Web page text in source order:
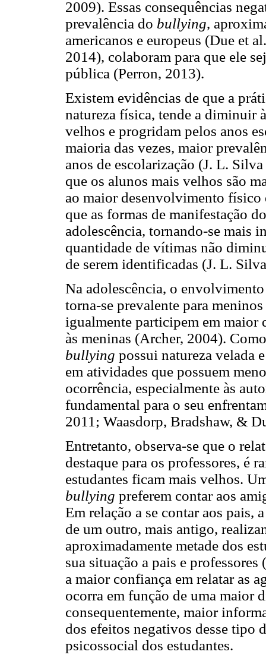
2009). Essas consequências
prevalência do bullying,
americanos e europeus (Due et
2014), colaboram para que ele
pública (Perron, 2013).
Existem evidências de que a
natureza física, tende a diminuir
velhos e progridam pelos anos
maioria das vezes, maior
anos de escolarização (J. L.
que os alunos mais velhos são
ao maior desenvolvimento físico
que as formas de manifestação
adolescência, tornando-se mais
quantidade de vítimas não
de serem identificadas (J. L.
Na adolescência, o
torna-se prevalente para
igualmente participem em maior
às meninas (Archer, 2004).
bullying possui natureza velada
em atividades que possuem
ocorrência, especialmente às
fundamental para o seu
2011; Waasdorp, Bradshaw, &
Entretanto, observa-se que o
destaque para os professores, é
estudantes ficam mais velhos.
bullying preferem contar aos
Em relação a se contar aos pais,
de um outro, mais antigo,
aproximadamente metade dos
sua situação a pais e
a maior confiança em relatar as
ocorra em função de uma maior
consequentemente, maior
dos efeitos negativos desse tipo
psicossocial dos estudantes.